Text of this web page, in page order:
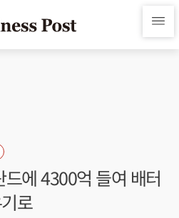
에 4300억 들여 배터
로